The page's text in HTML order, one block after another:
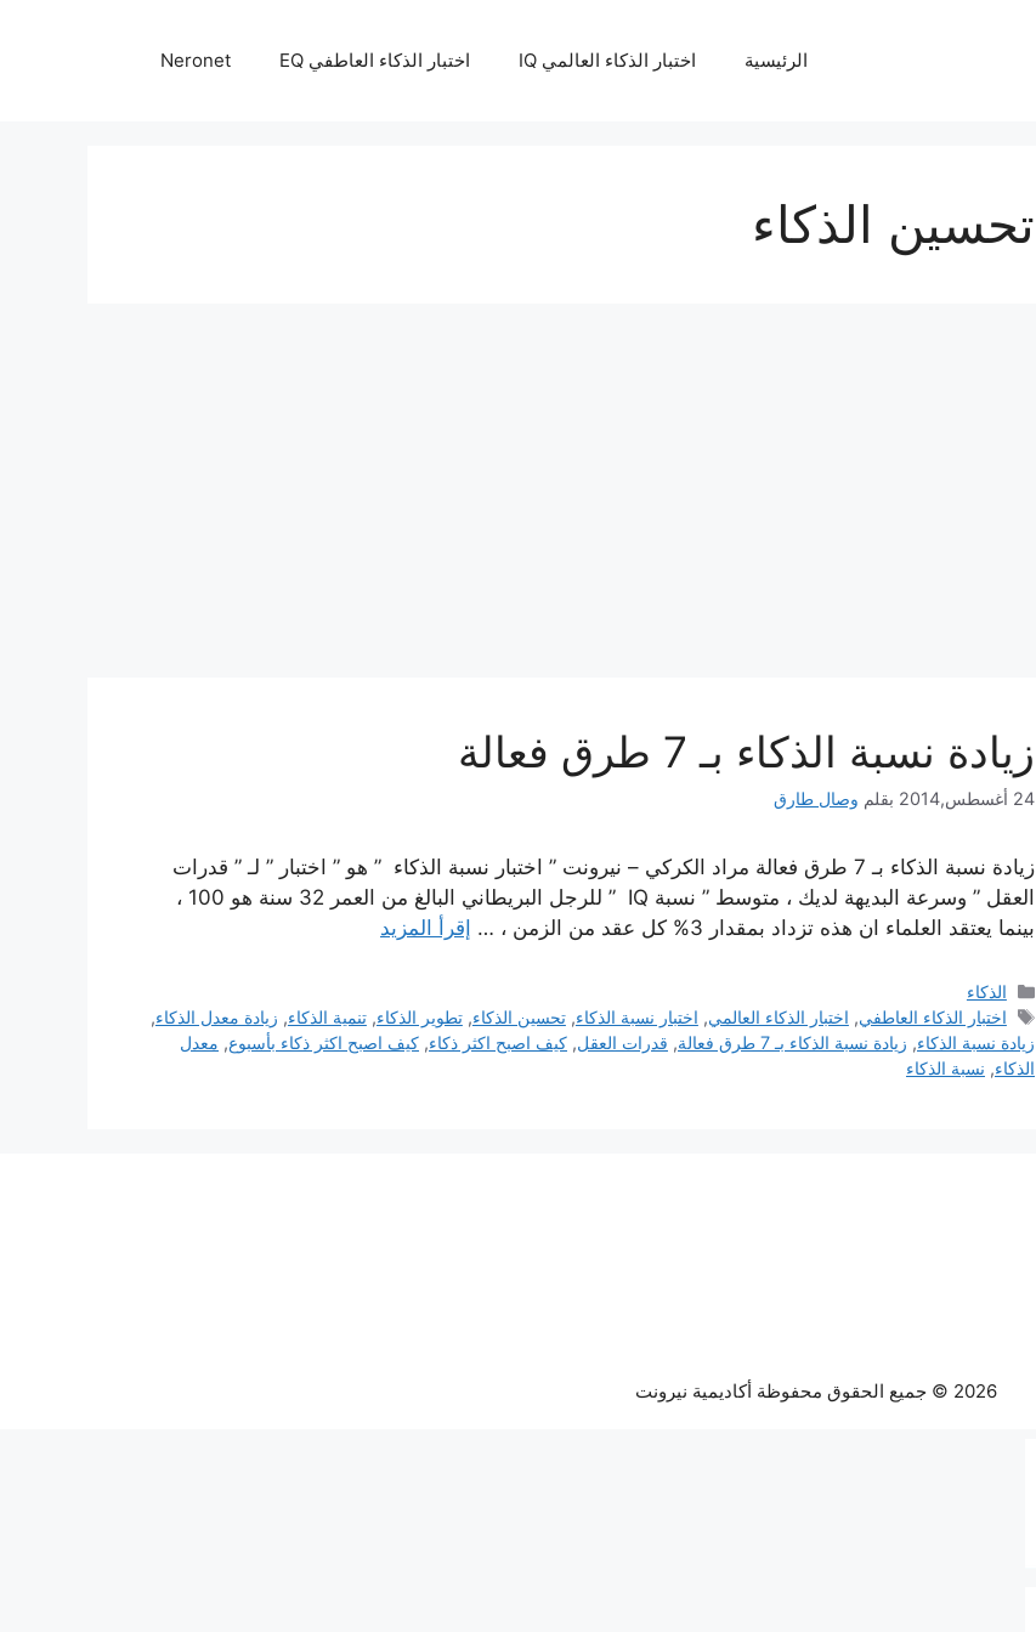
الرئيسية اختبار الذكاء العالمي IQ اختبار الذكاء العاطفي EQ Neronet
تحسين الذكاء
زيادة نسبة الذكاء بـ 7 طرق فعالة
24 أغسطس,2014 بقلم وصال طارق
زيادة نسبة الذكاء بـ 7 طرق فعالة مراد الكركي – نيرونت ” اختبار نسبة الذكاء ” هو ” اختبار ” لـ ” قدرات
العقل ” وسرعة البديهة لديك ، متوسط ” نسبة IQ ” للرجل البريطاني البالغ من العمر 32 سنة هو 100 ،
بينما يعتقد العلماء ان هذه تزداد بمقدار 3% كل عقد من الزمن ، …
إقرأ المزيد
التصنيفات
الذكاء
الوسوم
اختبار الذكاء العاطفي, اختبار الذكاء العالمي, اختبار نسبة الذكاء,تحسين الذكاء,تطوير الذكاء,تنمية الذكاء, زيادة معدل الذكاء,
زيادة نسبة الذكاء, زيادة نسبة الذكاء بـ 7 طرق فعالة , قدرات العقل, كيف اصبح اكثر ذكاء, كيف اصبح اكثر ذكاء بأسبوع, معدل
الذكاء, نسبة الذكاء
2026 © جميع الحقوق محفوظة أكاديمية نيرونت